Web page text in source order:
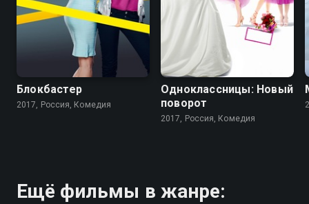
Блокбастер
2017, Россия, Комедия
Одноклассницы: Новый
поворот
2017, Россия, Комедия
Ещё фильмы в жанре: